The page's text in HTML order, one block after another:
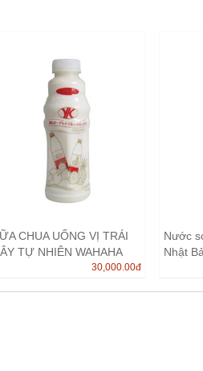
CHUA UỐNG VỊ TRÁI
TỰ NHIÊN WAHAHA
30,000.00đ
Nước
Nhật